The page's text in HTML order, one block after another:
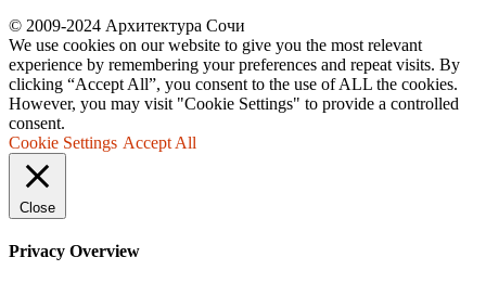
© 2009-2024 Архитектура Сочи
We use cookies on our website to give you the most relevant
experience by remembering your preferences and repeat visits. By
clicking “Accept All”, you consent to the use of ALL the cookies.
However, you may visit "Cookie Settings" to provide a controlled
consent.
Cookie Settings Accept All
Close
Privacy Overview